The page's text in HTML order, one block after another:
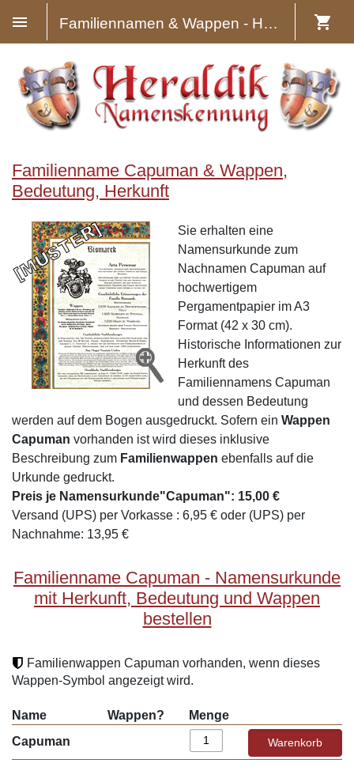
Familiennamen & Wappen - Heraldik
Familienname Capuman & Wappen,
Bedeutung, Herkunft
Sie erhalten eine
Namensurkunde zum
Nachnamen Capuman auf
hochwertigem
Pergamentpapier im A3
Format (42 x 30 cm).
Historische Informationen zur
Herkunft des
Familiennamens Capuman
und dessen Bedeutung
werden auf dem Bogen ausgedruckt. Sofern ein Wappen
Capuman vorhanden ist wird dieses inklusive
Beschreibung zum Familienwappen ebenfalls auf die
Urkunde gedruckt.
Preis je Namensurkunde"Capuman": 15,00 €
Versand (UPS) per Vorkasse : 6,95 € oder (UPS) per
Nachnahme: 13,95 €
Familienname Capuman - Namensurkunde
mit Herkunft, Bedeutung und Wappen
bestellen
Familienwappen Capuman vorhanden, wenn dieses
Wappen-Symbol angezeigt wird.
Name Wappen?
Menge
Capuman